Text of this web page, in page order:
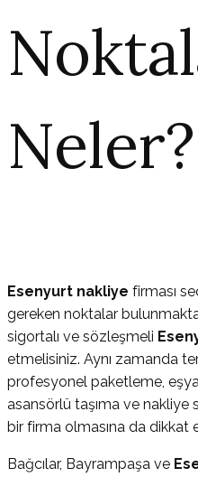
Neler?
Esenyurt nakliye firması
gereken noktalar
sigortalı ve sözleşmeli
etmelisiniz. Aynı zamanda
profesyonel paketleme,
asansörlü taşıma ve nakliye
bir firma olmasına da dikkat
Bağcılar, Bayrampaşa ve